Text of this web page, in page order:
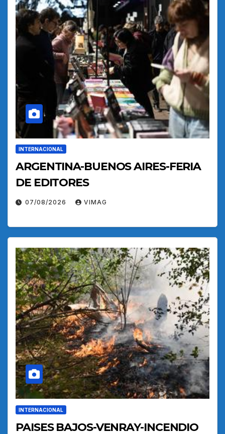
INTERNACIONAL
ARGENTINA-BUENOS AIRES-FERIA
DE EDITORES
07/08/2026 VIMAG
INTERNACIONAL
PAISES BAJOS-VENRAY-INCENDIO